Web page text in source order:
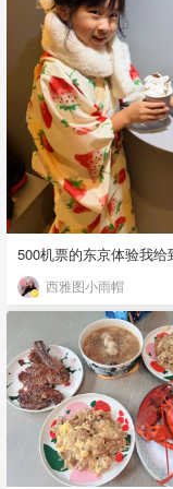
500机票的东京体验我给
西雅图小雨帽